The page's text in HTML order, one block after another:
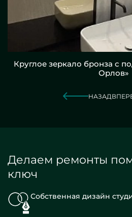
Круглое зеркало бронза с
Орлов»
НАЗАД
Делаем ремонты
ключ
Собственная дизайн